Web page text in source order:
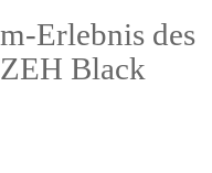
Erlebnis des
Black